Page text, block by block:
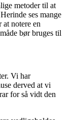
metoder til at
ses mange
notere en
bør bruges til
Vi har
derved at vi
for så vidt den